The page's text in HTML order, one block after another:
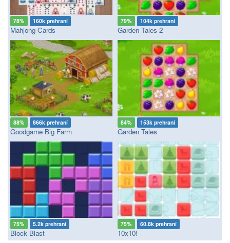
78% 160k prehraní
Mahjong Cards
79% 104k prehraní
Garden Tales 2
88% 866k prehraní
Goodgame Big Farm
84% 153k prehraní
Garden Tales
75% 5.2k prehraní
Block Blast
75% 60.8k prehraní
10x10!